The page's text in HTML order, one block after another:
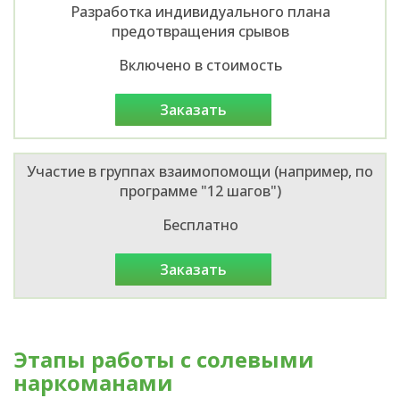
Разработка индивидуального плана
предотвращения срывов
Включено в стоимость
заказать
Участие в группах взаимопомощи (например, по
программе "12 шагов")
Бесплатно
заказать
Этапы работы с солевыми
наркоманами